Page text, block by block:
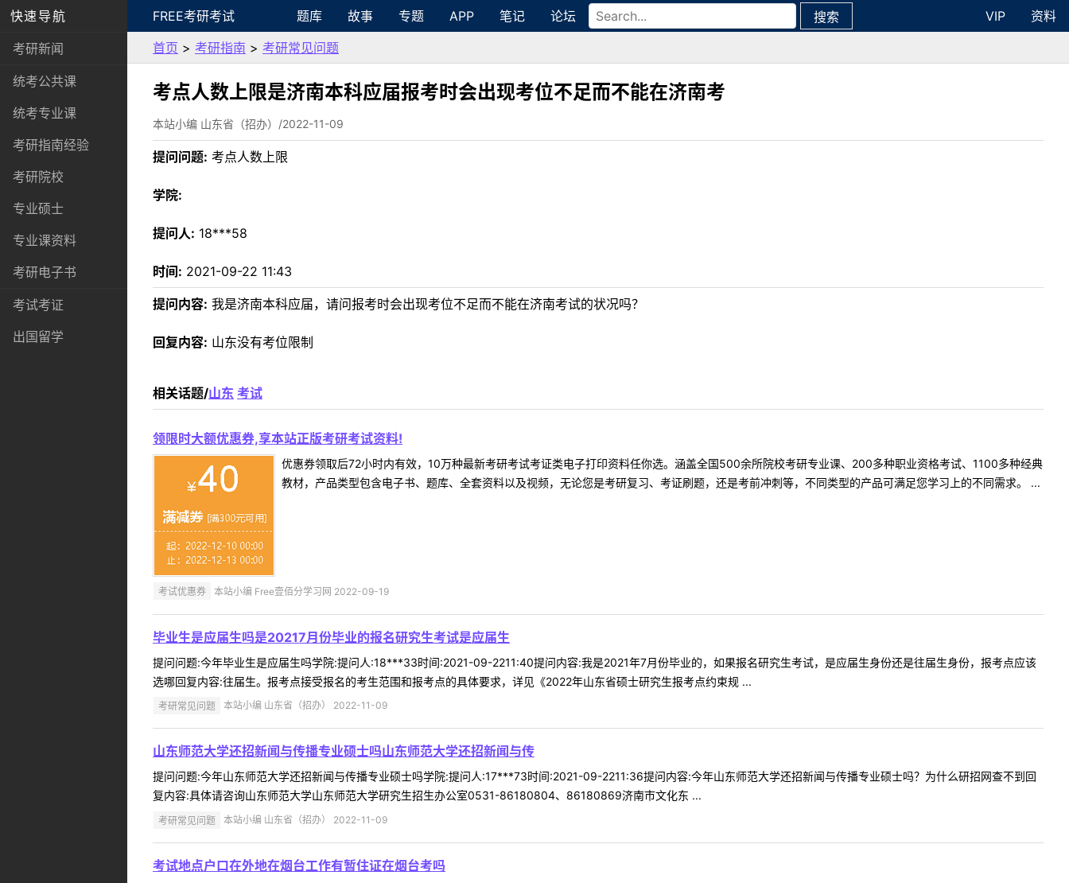
快速导航
考研新闻
统考公共课
统考专业课
考研指南经验
考研院校
专业硕士
专业课资料
考研电子书
考试考证
出国留学
FREE考研考试 题库 故事 专题 APP 笔记 论坛 搜索 VIP
资料
首页 > 考研指南 > 考研常见问题
考点人数上限是济南本科应届报考时会出现考位不足而不能在济南考
本站小编 山东省（招办）/2022-11-09
提问问题: 考点人数上限
学院:
提问人: 18***58
时间: 2021-09-22 11:43
提问内容: 我是济南本科应届，请问报考时会出现考位不足而不能在济南考试的状况吗？
回复内容: 山东没有考位限制
相关话题/山东 考试
领限时大额优惠券,享本站正版考研考试资料!
优惠券领取后72小时内有效，10万种最新考研考试考证类电子打印资料任你选。涵盖全国500余所院校考研专业课、200多种职业资格考试、1100多种经典
教材，产品类型包含电子书、题库、全套资料以及视频，无论您是考研复习、考证刷题，还是考前冲刺等，不同类型的产品可满足您学习上的不同需求。 ...
考试优惠券 本站小编 Free壹佰分学习网 2022-09-19
毕业生是应届生吗是20217月份毕业的报名研究生考试是应届生
提问问题:今年毕业生是应届生吗学院:提问人:18***33时间:2021-09-2211:40提问内容:我是2021年7月份毕业的，如果报名研究生考试，是应届生身份还是往届生身份，报考点应该
选哪回复内容:往届生。报考点接受报名的考生范围和报考点的具体要求，详见《2022年山东省硕士研究生报考点约束规 ...
考研常见问题 本站小编 山东省（招办） 2022-11-09
山东师范大学还招新闻与传播专业硕士吗山东师范大学还招新闻与传
提问问题:今年山东师范大学还招新闻与传播专业硕士吗学院:提问人:17***73时间:2021-09-2211:36提问内容:今年山东师范大学还招新闻与传播专业硕士吗？为什么研招网查不到回
复内容:具体请咨询山东师范大学山东师范大学研究生招生办公室0531-86180804、86180869济南市文化东 ...
考研常见问题 本站小编 山东省（招办） 2022-11-09
考试地点户口在外地在烟台工作有暂住证在烟台考吗